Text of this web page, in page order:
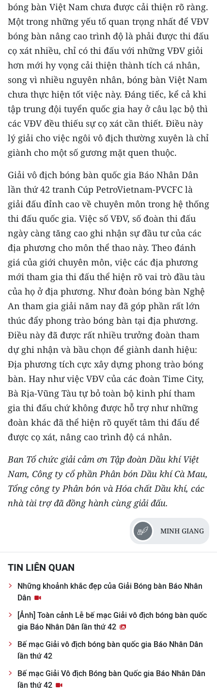
bóng bàn Việt Nam chưa được cải thiện rõ ràng.
Một trong những yếu tố quan trọng nhất để VĐV
bóng bàn nâng cao trình độ là phải được thi đấu
cọ xát nhiều, chỉ có thi đấu với những VĐV giỏi
hơn mới hy vọng cải thiện thành tích cá nhân,
song vì nhiều nguyên nhân, bóng bàn Việt Nam
chưa thực hiện tốt việc này. Đáng tiếc, kể cả khi
tập trung đội tuyển quốc gia hay ở câu lạc bộ thì
các VĐV đều thiếu sự cọ xát cần thiết. Điều này
lý giải cho việc ngôi vô địch thường xuyên là chỉ
giành cho một số gương mặt quen thuộc.
Giải vô địch bóng bàn quốc gia Báo Nhân Dân
lần thứ 42 tranh Cúp PetroVietnam-PVCFC là
giải đấu đỉnh cao về chuyên môn trong hệ thống
thi đấu quốc gia. Việc số VĐV, số đoàn thi đấu
ngày càng tăng cao ghi nhận sự đầu tư của các
địa phương cho môn thể thao này. Theo đánh
giá của giới chuyên môn, việc các địa phương
mới tham gia thi đấu thể hiện rõ vai trò đầu tàu
của họ ở địa phương. Như đoàn bóng bàn Nghệ
An tham gia giải năm nay đã góp phần rất lớn
thúc đẩy phong trào bóng bàn tại địa phương.
Điều này đã được rất nhiều trưởng đoàn tham
dự ghi nhận và bầu chọn để giành danh hiệu:
Địa phương tích cực xây dựng phong trào bóng
bàn. Hay như việc VĐV của các đoàn Time City,
Bà Rịa-Vũng Tàu tự bỏ toàn bộ kinh phí tham
gia thi đấu chứ không được hỗ trợ như những
đoàn khác đã thể hiện rõ quyết tâm thi đấu để
được cọ xát, nâng cao trình độ cá nhân.
Ban Tổ chức giải cảm ơn Tập đoàn Dầu khí Việt
Nam, Công ty cổ phần Phân bón Dầu khí Cà Mau,
Tổng công ty Phân bón và Hóa chất Dầu khí, các
nhà tài trợ đã đồng hành cùng giải đấu.
MINH GIANG
TIN LIÊN QUAN
Những khoảnh khắc đẹp của Giải Bóng bàn Báo Nhân
Dân
[Ảnh] Toàn cảnh Lễ bế mạc Giải vô địch bóng bàn quốc
gia Báo Nhân Dân lần thứ 42
Bế mạc Giải vô địch bóng bàn quốc gia Báo Nhân Dân
lần thứ 42
Bế mạc Giải Vô địch Bóng bàn Quốc gia Báo Nhân Dân
lần thứ 42